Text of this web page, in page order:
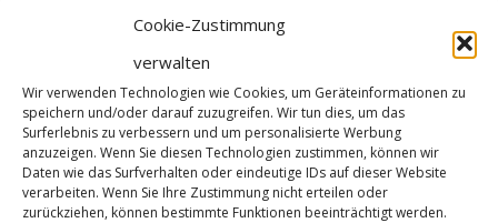
Cookie-Zustimmung
verwalten
Wir verwenden Technologien wie Cookies, um Geräteinformationen zu
speichern und/oder darauf zuzugreifen. Wir tun dies, um das
Surferlebnis zu verbessern und um personalisierte Werbung
anzuzeigen. Wenn Sie diesen Technologien zustimmen, können wir
Daten wie das Surfverhalten oder eindeutige IDs auf dieser Website
verarbeiten. Wenn Sie Ihre Zustimmung nicht erteilen oder
zurückziehen, können bestimmte Funktionen beeinträchtigt werden.
26. Februar 2018
HINTERLASSE EINE ANTWORT
Deine E-Mail-Adresse wird nicht
veröffentlicht. Erforderliche Felder